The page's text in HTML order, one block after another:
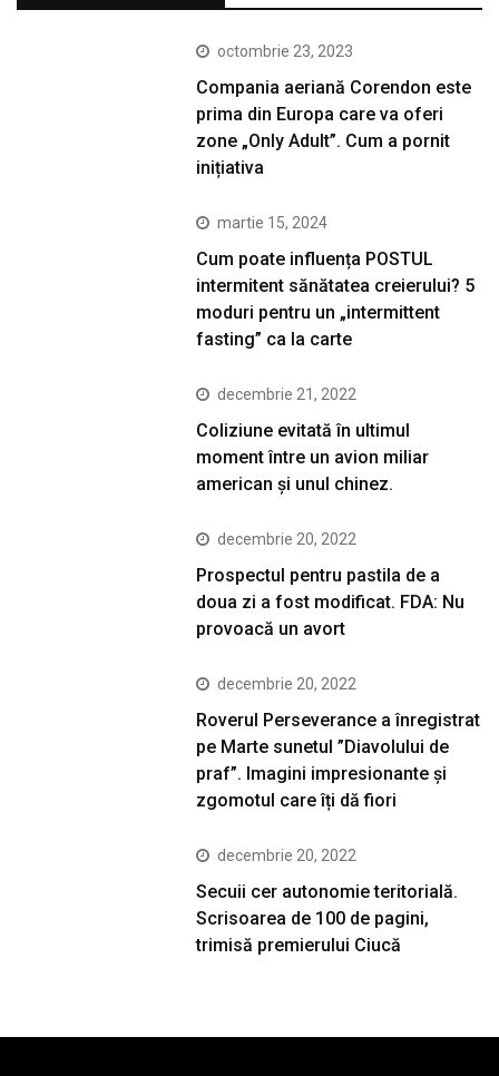
octombrie 23, 2023
Compania aeriană Corendon este
prima din Europa care va oferi
zone „Only Adult”. Cum a pornit
inițiativa
martie 15, 2024
Cum poate influența POSTUL
intermitent sănătatea creierului? 5
moduri pentru un „intermittent
fasting” ca la carte
decembrie 21, 2022
Coliziune evitată în ultimul
moment între un avion miliar
american şi unul chinez.
decembrie 20, 2022
Prospectul pentru pastila de a
doua zi a fost modificat. FDA: Nu
provoacă un avort
decembrie 20, 2022
Roverul Perseverance a înregistrat
pe Marte sunetul ”Diavolului de
praf”. Imagini impresionante și
zgomotul care îți dă fiori
decembrie 20, 2022
Secuii cer autonomie teritorială.
Scrisoarea de 100 de pagini,
trimisă premierului Ciucă